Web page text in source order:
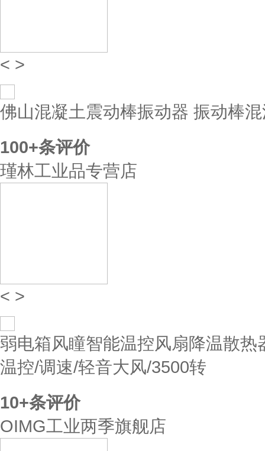
< >
佛山混凝土震动棒振动器 振动棒
100+条评价
瑾林工业品专营店
< >
弱电箱风瞳智能温控风扇降温散
温控/调速/轻音大风/3500转
10+条评价
OIMG工业两季旗舰店